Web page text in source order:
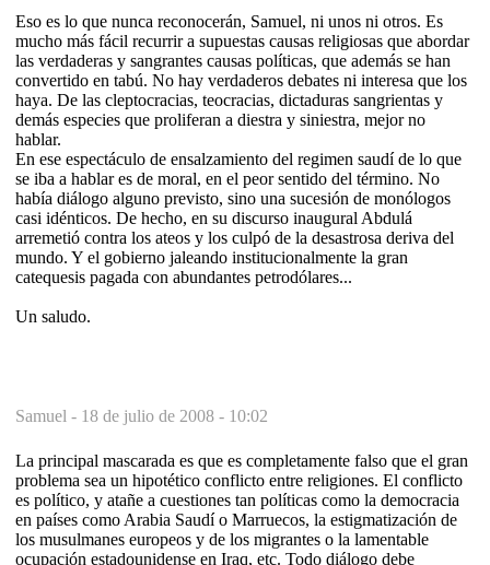
Eso es lo que nunca reconocerán, Samuel, ni unos ni otros. Es
mucho más fácil recurrir a supuestas causas religiosas que abordar
las verdaderas y sangrantes causas políticas, que además se han
convertido en tabú. No hay verdaderos debates ni interesa que los
haya. De las cleptocracias, teocracias, dictaduras sangrientas y
demás especies que proliferan a diestra y siniestra, mejor no
hablar.
En ese espectáculo de ensalzamiento del regimen saudí de lo que
se iba a hablar es de moral, en el peor sentido del término. No
había diálogo alguno previsto, sino una sucesión de monólogos
casi idénticos. De hecho, en su discurso inaugural Abdulá
arremetió contra los ateos y los culpó de la desastrosa deriva del
mundo. Y el gobierno jaleando institucionalmente la gran
catequesis pagada con abundantes petrodólares...
Un saludo.
Samuel - 18 de julio de 2008 - 10:02
La principal mascarada es que es completamente falso que el gran
problema sea un hipotético conflicto entre religiones. El conflicto
es político, y atañe a cuestiones tan políticas como la democracia
en países como Arabia Saudí o Marruecos, la estigmatización de
los musulmanes europeos y de los migrantes o la lamentable
ocupación estadounidense en Iraq, etc. Todo diálogo debe